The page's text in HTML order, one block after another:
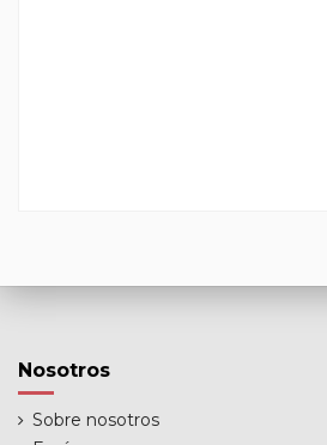
Nosotros
Sobre nosotros